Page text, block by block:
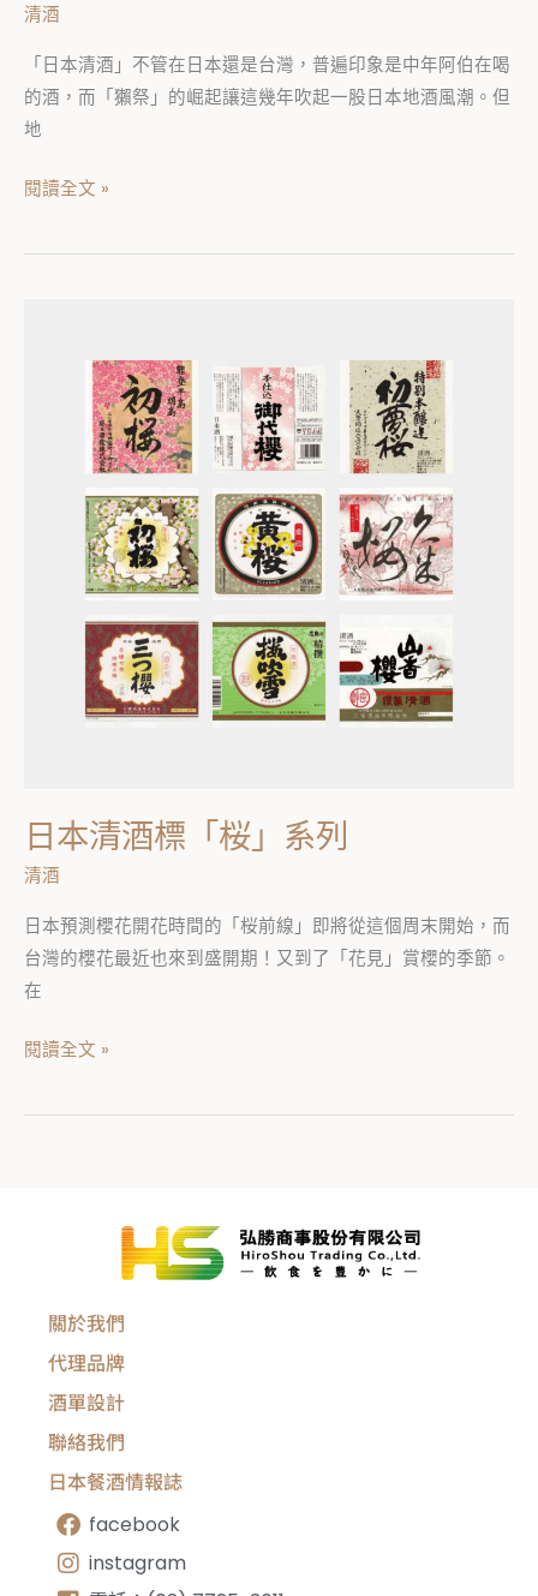
清酒
「日本清酒」不管在日本還是台灣，普遍印象是中年阿伯在喝
的酒，而「獺祭」的崛起讓這幾年吹起一股日本地酒風潮。但
地
閱讀全文 »
日本清酒標「桜」系列
清酒
日本預測櫻花開花時間的「桜前線」即將從這個周末開始，而
台灣的櫻花最近也來到盛開期！又到了「花見」賞櫻的季節。
在
閱讀全文 »
關於我們
代理品牌
酒單設計
聯絡我們
日本餐酒情報誌
facebook
instagram